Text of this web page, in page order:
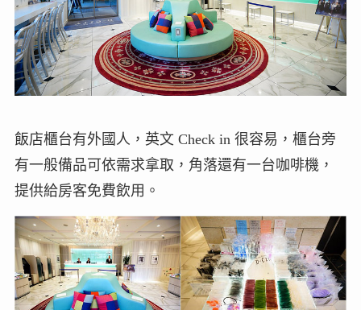
飯店櫃台有外國人，英文 Check in 很容易，櫃台旁
有一般備品可依需求拿取，角落還有一台咖啡機，
提供給房客免費飲用。